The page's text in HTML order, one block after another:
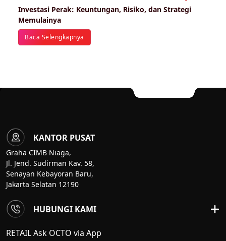
Investasi Perak: Keuntungan, Risiko, dan Strategi
Memulainya
Baca Selengkapnya
KANTOR PUSAT
Graha CIMB Niaga,
Jl. Jend. Sudirman Kav. 58,
Senayan Kebayoran Baru,
Jakarta Selatan 12190
HUBUNGI KAMI
RETAIL Ask OCTO via App